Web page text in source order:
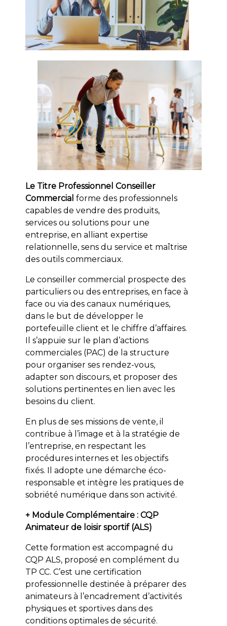
Le Titre Professionnel Conseiller
Commercial forme des professionnels
capables de vendre des produits,
services ou solutions pour une
entreprise, en alliant expertise
relationnelle, sens du service et maîtrise
des outils commerciaux.
Le conseiller commercial prospecte des
particuliers ou des entreprises, en face à
face ou via des canaux numériques,
dans le but de développer le
portefeuille client et le chiffre d’affaires.
Il s’appuie sur le plan d’actions
commerciales (PAC) de la structure
pour organiser ses rendez-vous,
adapter son discours, et proposer des
solutions pertinentes en lien avec les
besoins du client.
En plus de ses missions de vente, il
contribue à l’image et à la stratégie de
l’entreprise, en respectant les
procédures internes et les objectifs
fixés. Il adopte une démarche éco-
responsable et intègre les pratiques de
sobriété numérique dans son activité.
+ Module Complémentaire : CQP
Animateur de loisir sportif (ALS)
Cette formation est accompagné du
CQP ALS, proposé en complément du
TP CC. C’est une certification
professionnelle destinée à préparer des
animateurs à l’encadrement d’activités
physiques et sportives dans des
conditions optimales de sécurité.